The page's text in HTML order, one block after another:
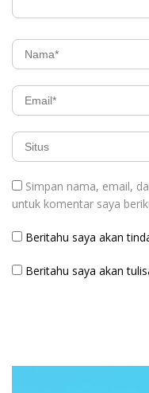
Simpan nama, email,
untuk komentar saya
Beritahu saya akan
Beritahu saya akan